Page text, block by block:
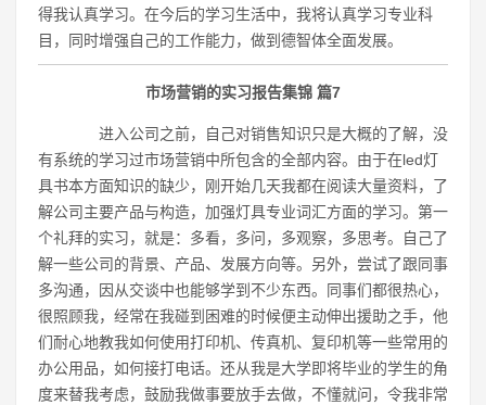
得我认真学习。在今后的学习生活中，我将认真学习专业科
目，同时增强自己的工作能力，做到德智体全面发展。
市场营销的实习报告集锦 篇7
进入公司之前，自己对销售知识只是大概的了解，没
有系统的学习过市场营销中所包含的全部内容。由于在led灯
具书本方面知识的缺少，刚开始几天我都在阅读大量资料，了
解公司主要产品与构造，加强灯具专业词汇方面的学习。第一
个礼拜的实习，就是：多看，多问，多观察，多思考。自己了
解一些公司的背景、产品、发展方向等。另外，尝试了跟同事
多沟通，因从交谈中也能够学到不少东西。同事们都很热心，
很照顾我，经常在我碰到困难的时候便主动伸出援助之手，他
们耐心地教我如何使用打印机、传真机、复印机等一些常用的
办公用品，如何接打电话。还从我是大学即将毕业的学生的角
度来替我考虑，鼓励我做事要放手去做，不懂就问，令我非常